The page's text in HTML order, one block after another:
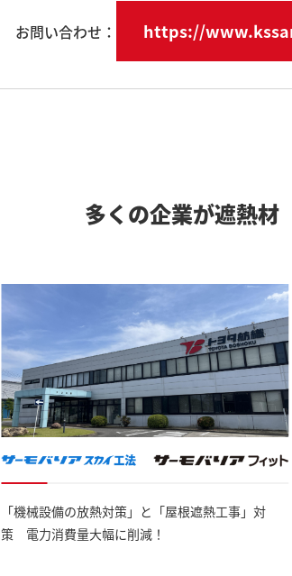
お問い合わせ： https://
多くの企業が遮熱材
「機械設備の放熱対策」と「屋根遮熱工事」対
策 電力消費量大幅に削減！